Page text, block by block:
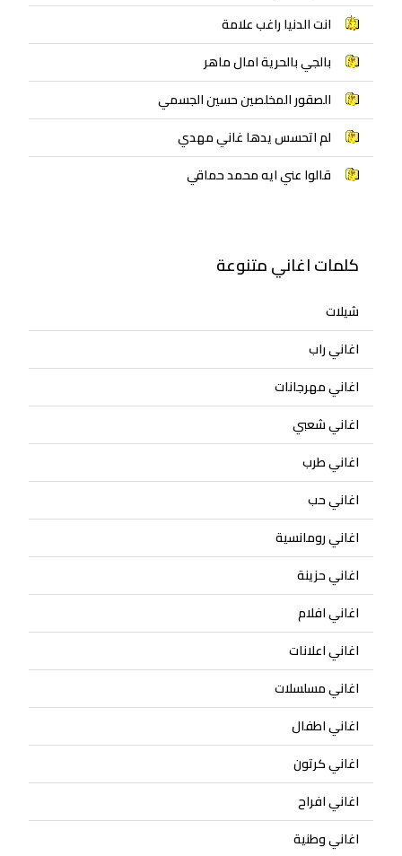
انت الدنيا راغب علامة
بالجي بالحرية امال ماهر
الصقور المخلصين حسين الجسمي
لم اتحسس يدها غاني مهدي
قالوا عني ايه محمد حماقي
كلمات اغاني متنوعة
شيلات
اغاني راب
اغاني مهرجانات
اغاني شعبي
اغاني طرب
اغاني حب
اغاني رومانسية
اغاني حزينة
اغاني افلام
اغاني اعلانات
اغاني مسلسلات
اغاني اطفال
اغاني كرتون
اغاني افراح
اغاني وطنية